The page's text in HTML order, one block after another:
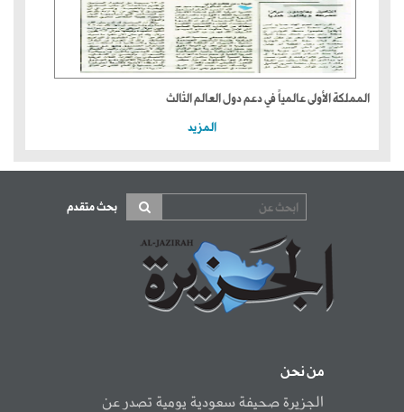
المملكة الأولى عالمياً في دعم دول العالم الثالث
المزيد
بحث متقدم
من نحن
الجزيرة صحيفة سعودية يومية تصدر عن